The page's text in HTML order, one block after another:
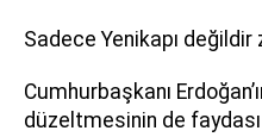
Sadece Yenikapı değildir
Cumhurbaşkanı
düzeltmesinin de